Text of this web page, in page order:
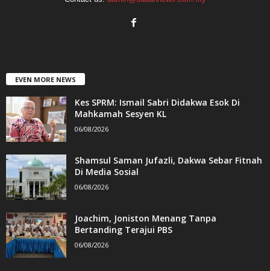
EVEN MORE NEWS
Kes SPRM: Ismail Sabri Didakwa Esok Di
Mahkamah Sesyen KL
06/08/2026
Shamsul Saman Jufazli, Dakwa Sebar Fitnah
Di Media Sosial
06/08/2026
Joachim, Joniston Menang Tanpa
Bertanding Terajui PBS
06/08/2026